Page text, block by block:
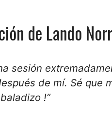
de Lando
sesión
de mí. Sé que
!”